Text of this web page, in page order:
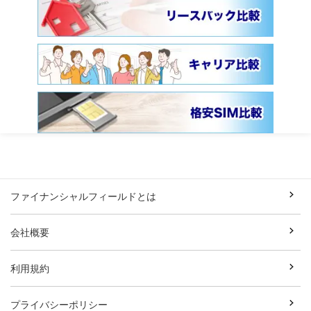
ファイナンシャルフィールドとは
会社概要
利用規約
プライバシーポリシー